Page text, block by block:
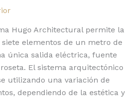
Hugo Architectural permite la
siete elementos de un metro de
única salida eléctrica, fuente
El sistema arquitectónico
utilizando una variación de
dependiendo de la estética y